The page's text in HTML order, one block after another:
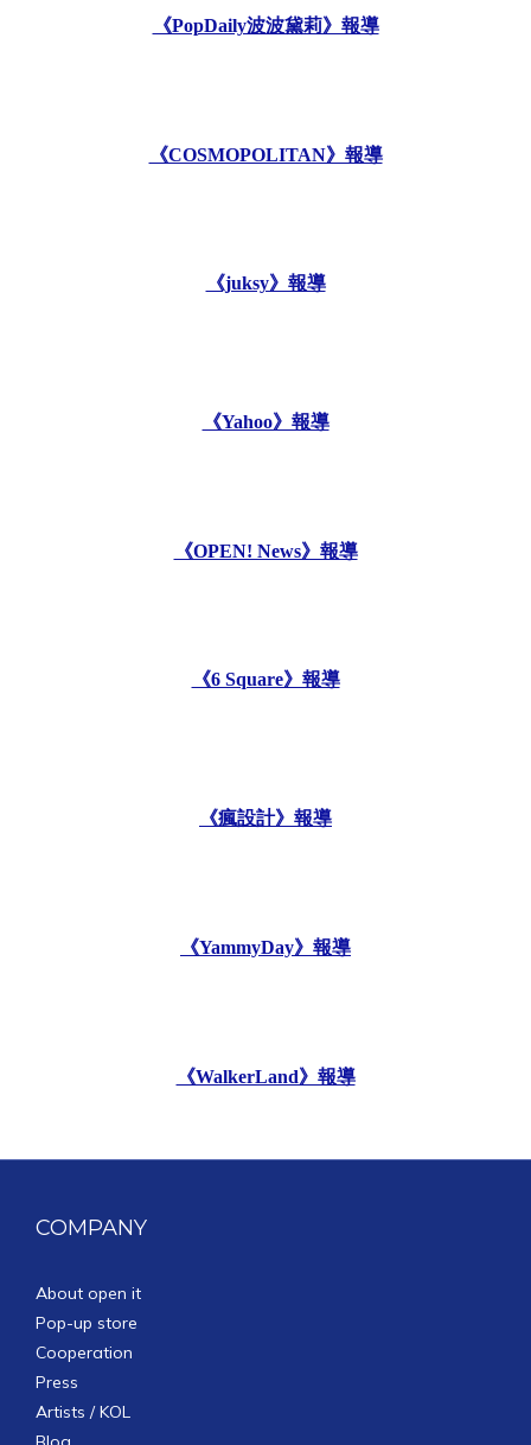
《PopDaily波波黛莉》報導
《COSMOPOLITAN》報導
《juksy》報導
《Yahoo》報導
《OPEN! News》報導
《6 Square》報導
《瘋設計》報導
《YammyDay》報導
《WalkerLand》報導
COMPANY
About open it
Pop-up store
Cooperation
Press
Artists / KOL